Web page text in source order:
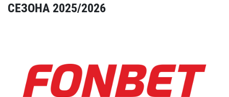
СЕЗОНА 2025/2026